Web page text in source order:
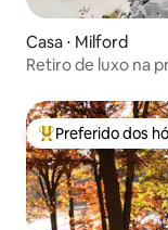
Casa ⋅ Milford
Retiro de luxo na
Entre os
Preferido dos